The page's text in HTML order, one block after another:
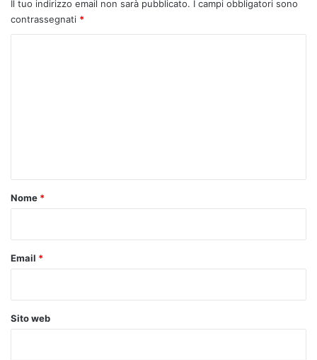
Il tuo indirizzo email non sarà pubblicato. I campi obbligatori sono
contrassegnati *
o
Nome *
Email *
Sito web